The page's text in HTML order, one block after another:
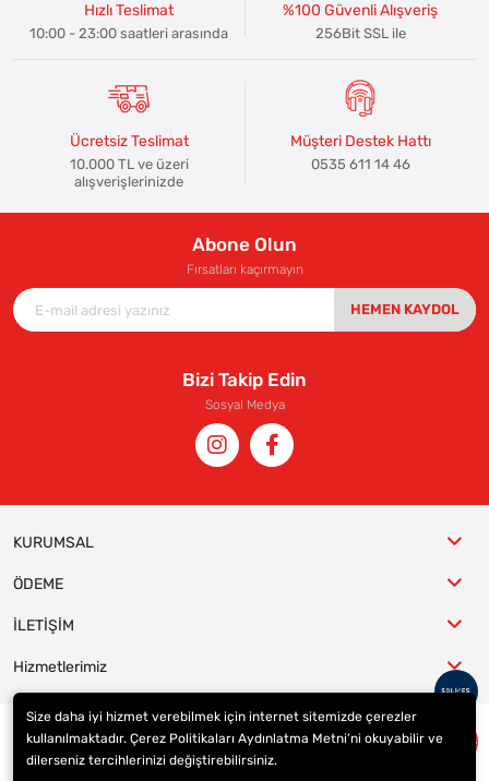
Hızlı Teslimat
10:00 - 23:00 saatleri arasında
%100 Güvenli Alışveriş
256Bit SSL ile
Ücretsiz Teslimat
10.000 TL ve üzeri
alışverişlerinizde
Müşteri Destek Hattı
0535 611 14 46
Abone Olun
Fırsatları kaçırmayın
HEMEN KAYDOL
Bizi Takip Edin
Sosyal Medya
KURUMSAL
ÖDEME
İLETİŞİM
Hizmetlerimiz
© 2023ER-LAS Oto Jant ve Lastik - Yunus ULAŞ
Size daha iyi hizmet verebilmek için internet sitemizde çerezler
kullanılmaktadır. Çerez Politikaları Aydınlatma Metni’ni okuyabilir ve
dilerseniz tercihlerinizi değiştirebilirsiniz.